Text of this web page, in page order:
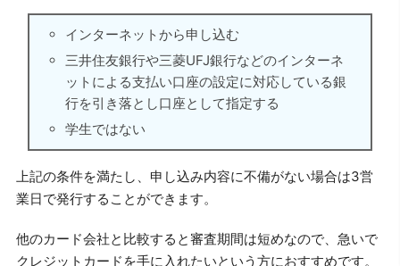
インターネットから申し込む
三井住友銀行や三菱UFJ銀行などのインターネ
ットによる支払い口座の設定に対応している銀
行を引き落とし口座として指定する
学生ではない
上記の条件を満たし、申し込み内容に不備がない場合は3営
業日で発行することができます。
他のカード会社と比較すると審査期間は短めなので、急いで
クレジットカードを手に入れたいという方におすすめです。